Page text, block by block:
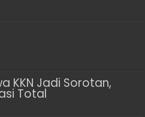
KKN Jadi Sorotan,
Total